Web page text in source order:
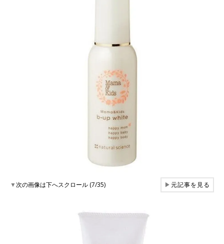
▼次の画像は下へスクロール (7/35) ▶元記事を見る